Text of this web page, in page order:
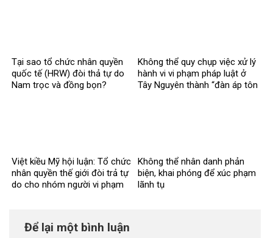
Tại sao tổ chức nhân quyền
quốc tế (HRW) đòi thả tự do
Nam trọc và đồng bọn?
Không thể quy chụp việc xử lý
hành vi vi phạm pháp luật ở
Tây Nguyên thành “đàn áp tôn
Việt kiều Mỹ hội luận: Tổ chức
nhân quyền thế giới đòi trả tự
do cho nhóm người vi phạm
Không thể nhân danh phản
biện, khai phóng để xúc phạm
lãnh tụ
Để lại một bình luận